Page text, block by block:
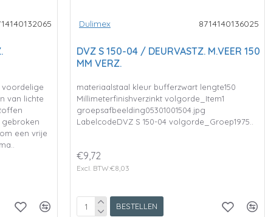
voordelige
van lichte
gebroken
een vrije
Dulimex 8714140136025
DVZ S 150-04 / DEURVASTZ. M.VEER 150
MM VERZ.
materiaalstaal kleur bufferzwart lengte150
Millimeterfinishverzinkt volgorde_Item1
groepsafbeelding05301001504.jpg
LabelcodeDVZ S 150-04 volgorde_Groep1975..
€9,72
Excl. BTW:€8,03
BESTELLEN